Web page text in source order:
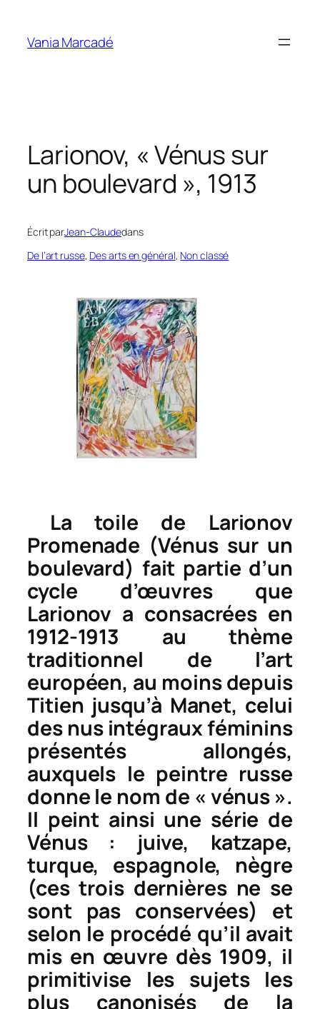
contenu
Vania Marcadé
Larionov, « Vénus sur
un boulevard », 1913
Écrit parJean-Claudedans
De l’art russe, Des arts en général, Non classé
La toile de Larionov
Promenade (Vénus sur un
boulevard) fait partie d’un
cycle d’œuvres que
Larionov a consacrées en
1912-1913 au thème
traditionnel de l’art
européen, au moins depuis
Titien jusqu’à Manet, celui
des nus intégraux féminins
présentés allongés,
auxquels le peintre russe
donne le nom de « vénus ».
Il peint ainsi une série de
Vénus: juive, katzape,
turque, espagnole, nègre
(ces trois dernières ne se
sont pas conservées) et
selon le procédé qu’il avait
mis en œuvre dès 1909, il
primitivise les sujets les
plus canonisés de la